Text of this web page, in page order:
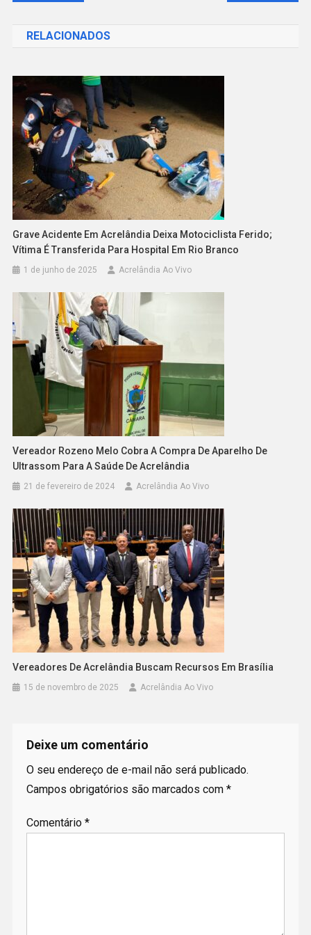
Post
RELACIONADOS
Grave Acidente Em Acrelândia Deixa Motociclista Ferido;
Vítima É Transferida Para Hospital Em Rio Branco
1 de junho de 2025 Acrelândia Ao Vivo
Vereador Rozeno Melo Cobra A Compra De Aparelho De
Ultrassom Para A Saúde De Acrelândia
21 de fevereiro de 2024 Acrelândia Ao Vivo
Vereadores De Acrelândia Buscam Recursos Em Brasília
15 de novembro de 2025 Acrelândia Ao Vivo
Deixe um comentário
O seu endereço de e-mail não será publicado.
Campos obrigatórios são marcados com *
Comentário *